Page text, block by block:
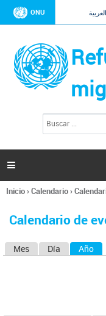
ONU العربية
l
s

Se
usted
Inicio›Calendario›
Calendario de
Mes Día Año